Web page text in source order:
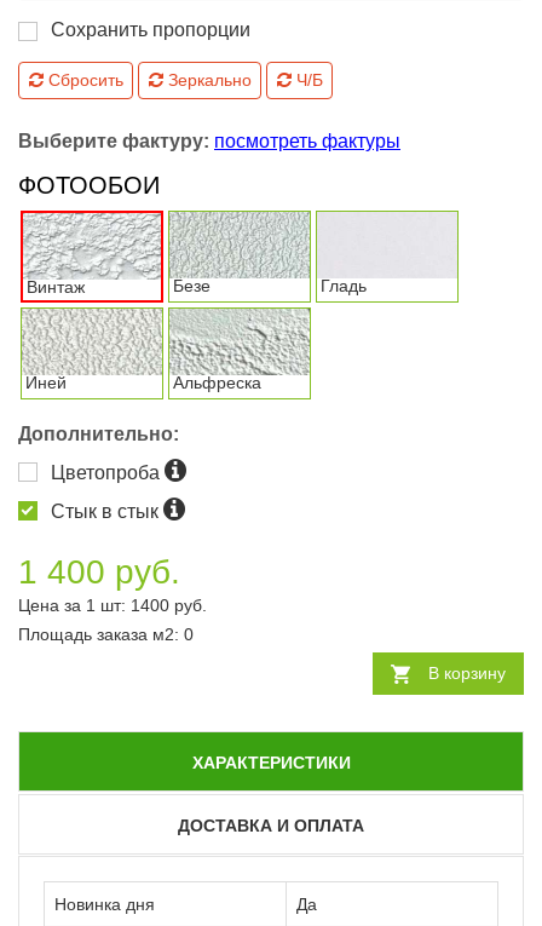
Сохранить пропорции
Сбросить Зеркально Ч/Б
Выберите фактуру: посмотреть фактуры
ФОТООБОИ
Винтаж Безе Гладь
Иней Альфреска
Дополнительно:
Цветопроба
Стык в стык
1 400 руб.
Цена за 1 шт: 1400 руб.
Площадь заказа м2: 0
В корзину
ХАРАКТЕРИСТИКИ
ДОСТАВКА И ОПЛАТА
Новинка дня Да